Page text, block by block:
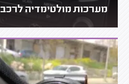
מערכות מולטימדיה לרכב